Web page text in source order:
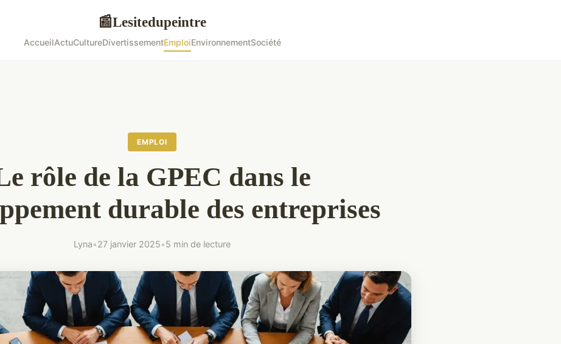
📰Lesitedupeintre
AccueilActuCultureDivertissementEmploiEnvironnementSociété
EMPLOI
rôle de la GPEC dans le
durable des entreprises
Lyna•27 janvier 2025•5 min de lecture